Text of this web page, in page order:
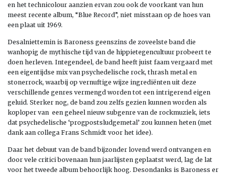
en het technicolour aanzien ervan zou ook de voorkant van hun
meest recente album, “Blue Record”, niet misstaan op de hoes van
een plaat uit 1969.
Desalniettemin is Baroness geenszins de zoveelste band die
wanhopig de mythische tijd van de hippietegencultuur probeert te
doen herleven. Integendeel, de band heeft juist faam vergaard met
een eigentijdse mix van psychedelische rock, thrash metal en
stonerrock, waarbij op vernuftige wijze ingrediënten uit deze
verschillende genres vermengd worden tot een intrigerend eigen
geluid. Sterker nog, de band zou zelfs gezien kunnen worden als
koploper van een geheel nieuw subgenre van de rockmuziek, iets
dat psychedelische ‘progpostsludgemetal’ zou kunnen heten (met
dank aan collega Frans Schmidt voor het idee).
Daar het debuut van de band bijzonder lovend werd ontvangen en
door vele critici bovenaan hun jaarlijsten geplaatst werd, lag de lat
voor het tweede album behoorlijk hoog. Desondanks is Baroness er